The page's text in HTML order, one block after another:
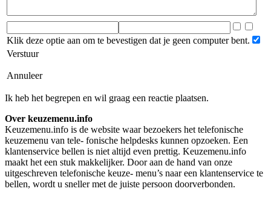
Klik deze optie aan om te bevestigen dat je geen computer bent.
Verstuur
Annuleer
Ik heb het begrepen en wil graag een reactie plaatsen.
Over keuzemenu.info
Keuzemenu.info is de website waar bezoekers het telefonische
keuzemenu van tele- fonische helpdesks kunnen opzoeken. Een
klantenservice bellen is niet altijd even prettig. Keuzemenu.info
maakt het een stuk makkelijker. Door aan de hand van onze
uitgeschreven telefonische keuze- menu’s naar een klantenservice te
bellen, wordt u sneller met de juiste persoon doorverbonden.